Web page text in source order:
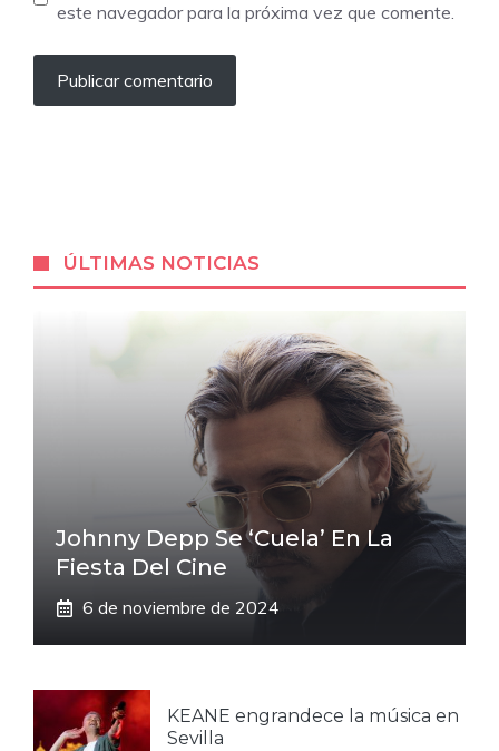
este navegador para la próxima vez que comente.
ÚLTIMAS NOTICIAS
Johnny Depp Se ‘cuela’ En La
Fiesta Del Cine
6 de noviembre de 2024
KEANE engrandece la música en
Sevilla